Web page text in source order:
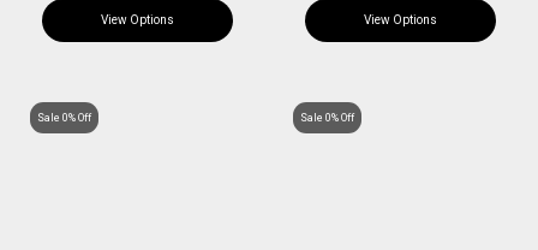
View Options View Options
Sale 0% Off Sale 0% Off